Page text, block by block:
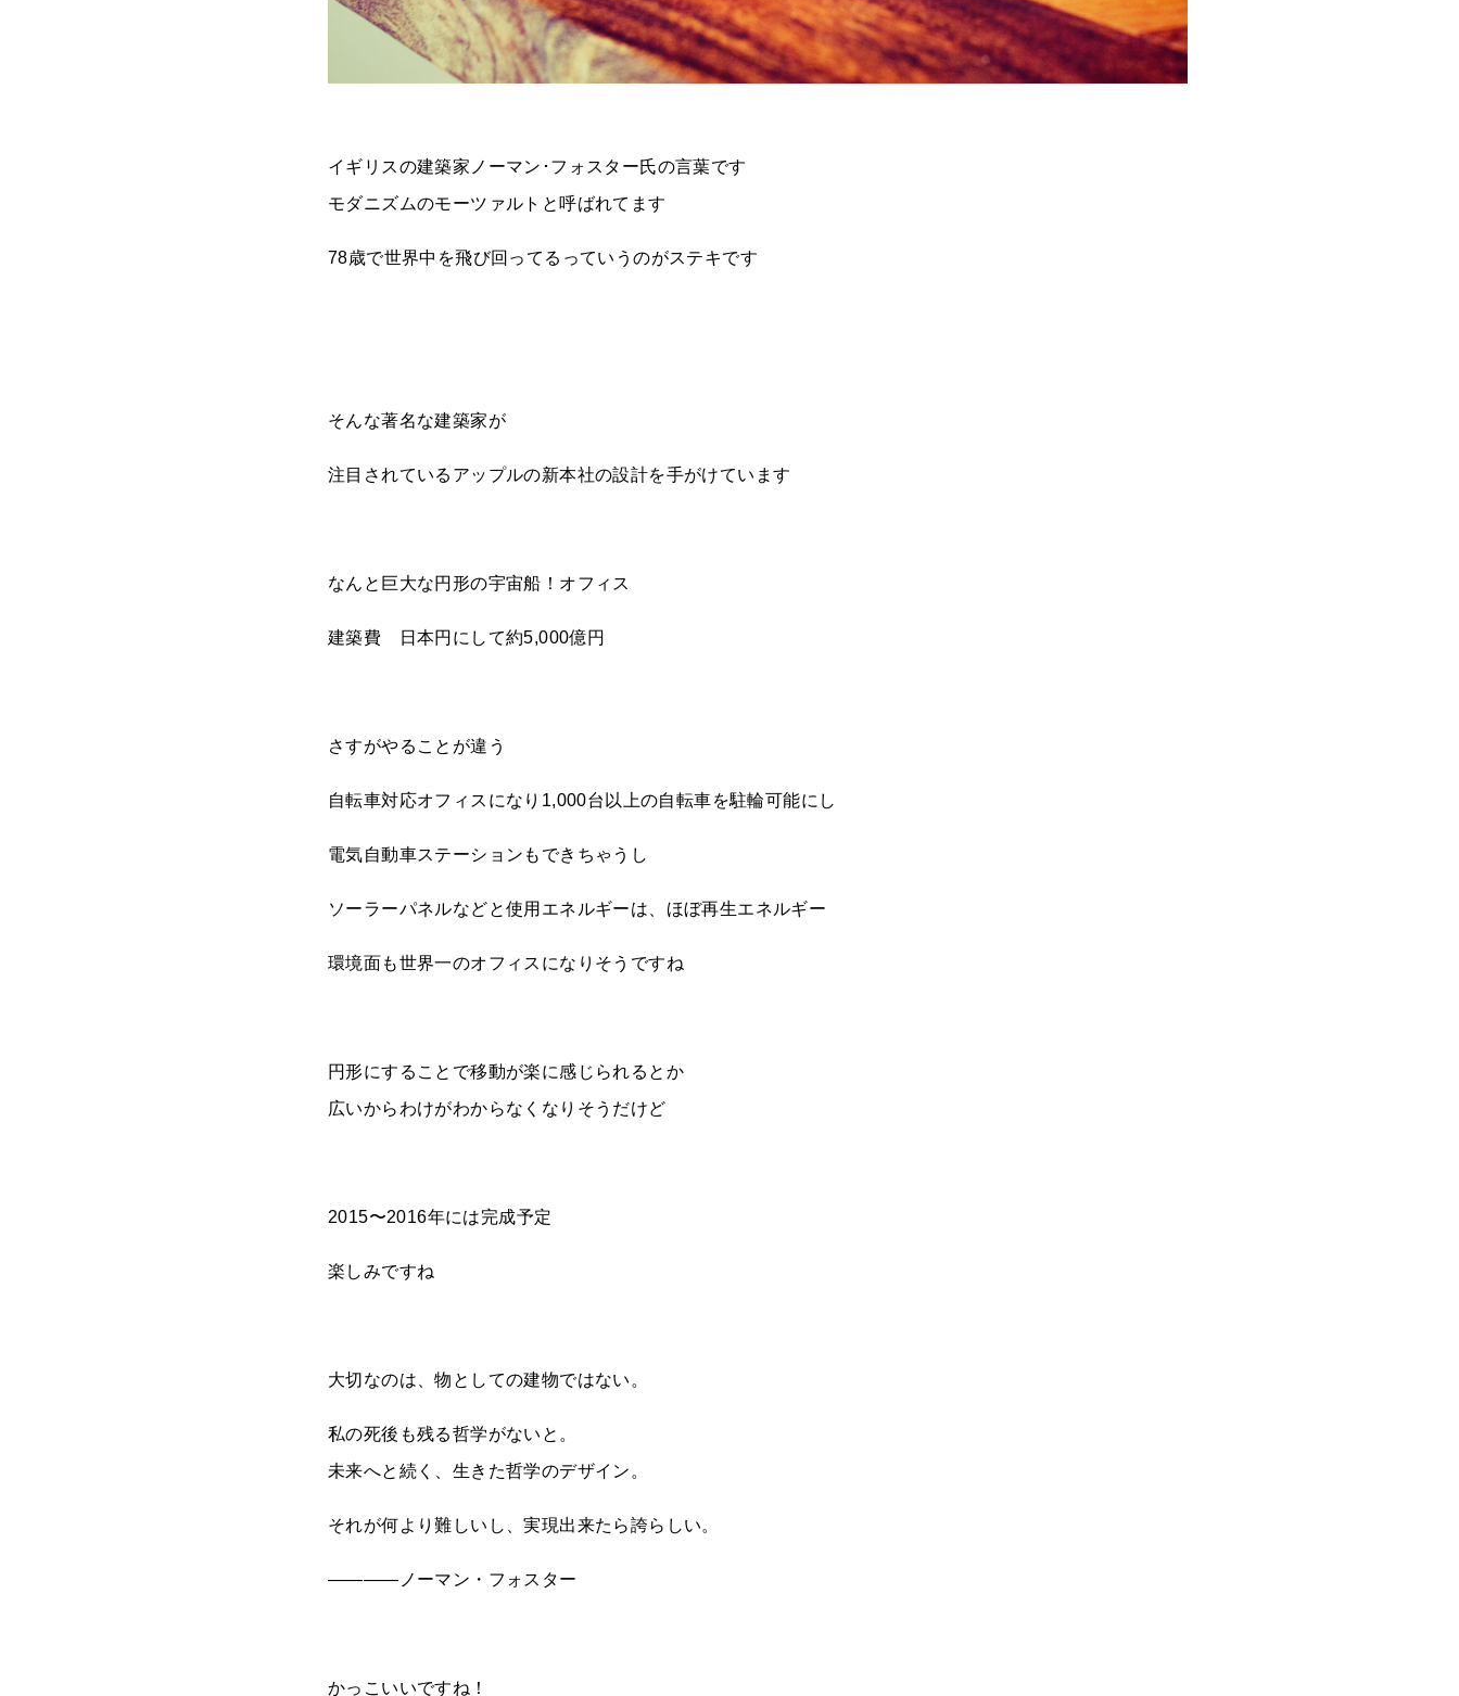
イギリスの建築家ノーマン･フォスター氏の言葉です
モダニズムのモーツァルトと呼ばれてます
78歳で世界中を飛び回ってるっていうのがステキです
そんな著名な建築家が
注目されているアップルの新本社の設計を手がけています
なんと巨大な円形の宇宙船！オフィス
建築費 日本円にして約5,000億円
さすがやることが違う
自転車対応オフィスになり1,000台以上の自転車を駐輪可能にし
電気自動車ステーションもできちゃうし
ソーラーパネルなどと使用エネルギーは、ほぼ再生エネルギー
環境面も世界一のオフィスになりそうですね
円形にすることで移動が楽に感じられるとか
広いからわけがわからなくなりそうだけど
2015〜2016年には完成予定
楽しみですね
大切なのは、物としての建物ではない。
私の死後も残る哲学がないと。
未来へと続く、生きた哲学のデザイン。
それが何より難しいし、実現出来たら誇らしい。
――――ノーマン・フォスター
かっこいいですね！